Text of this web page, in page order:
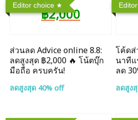
Editor choice
฿2,000
ส่วนลด Advice online 8.8:
ลดสูงสุด ฿2,000 🔥 โน้ตบุ๊ก
มือถือ ครบครัน!
ลดสูงสุด 40% off
โค้ดส่
นาที
ลด
ลดสูง